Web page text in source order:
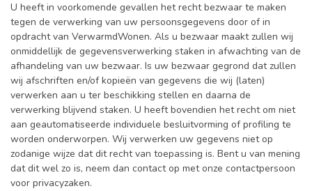
U heeft in voorkomende gevallen het recht bezwaar te maken
tegen de verwerking van uw persoonsgegevens door of in
opdracht van VerwarmdWonen. Als u bezwaar maakt zullen wij
onmiddellijk de gegevensverwerking staken in afwachting van de
afhandeling van uw bezwaar. Is uw bezwaar gegrond dat zullen
wij afschriften en/of kopieën van gegevens die wij (laten)
verwerken aan u ter beschikking stellen en daarna de
verwerking blijvend staken. U heeft bovendien het recht om niet
aan geautomatiseerde individuele besluitvorming of profiling te
worden onderworpen. Wij verwerken uw gegevens niet op
zodanige wijze dat dit recht van toepassing is. Bent u van mening
dat dit wel zo is, neem dan contact op met onze contactpersoon
voor privacyzaken.